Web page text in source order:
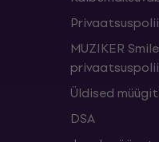
MUZIKER
Üldised
DSA